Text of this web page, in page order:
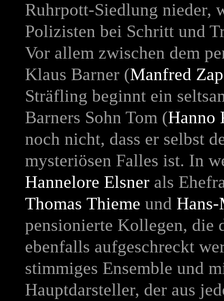
Ruhrpott-Siedlung nieder,
Polizisten bei Schritt und
Vor allem zwischen dem
Klaus Barner (Manfred
Sträfling beginnt ein
Barners Sohn Tom (Hanno
noch nicht, dass er selbst
mysteriösen Falles ist. In
Hannelore Elsner als
Thomas Thieme und
pensionierte Kollegen, die
ebenfalls aufgeschreckt
stimmiges Ensemble und
Hauptdarsteller, der aus